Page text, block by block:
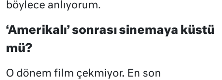
böylece anlıyorum.
‘Amerikalı’ sonrası sinemaya küstü
mü?
O dönem film çekmiyor. En son